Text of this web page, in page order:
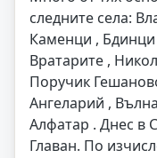
следните села:
Каменци ,
Вратарите ,
Поручик
Ангеларий ,
Алфатар . Днес в
Главан. По